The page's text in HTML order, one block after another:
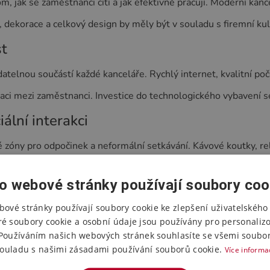
a celkový design by měly být v souladu s firemní
součástí každé kanceláře. Rychlý internet, kvalitní
mezi zaměstnanci. Investice do technologického vybavení
interakci
pro odpočinek a neformální setkávání. Kávové koutky,
energii. Sociální interakce mimo pracovní stoly podporují
designu kanceláří. Používání přírodních materiálů,
snížit provozní náklady. Zelené rostliny jsou nejen
webové stránky používají soubory
stránky používají soubory cookie ke zlepšení
soubory cookie a osobní údaje jsou používány pro
našich webových stránek souhlasíte se všemi
s našimi zásadami používání souborů cookie. Více